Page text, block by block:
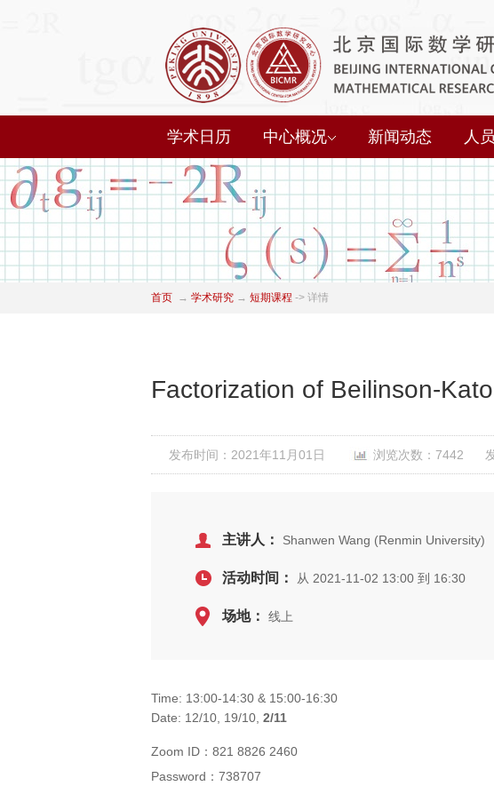
学术日历 中心概况 新闻动态 人
首页 → 学术研究 → 短期课程 -> 详情
Factorization of Beilinson-
发布时间：2021年11月01日 浏览次数：7442
主讲人： Shanwen Wang (Renmin University)
活动时间： 从 2021-11-02 13:00 到 16:30
场地： 线上
Time: 13:00-14:30 & 15:00-16:30
Date: 12/10, 19/10, 2/11
Zoom ID：821 8826 2460
Password：738707